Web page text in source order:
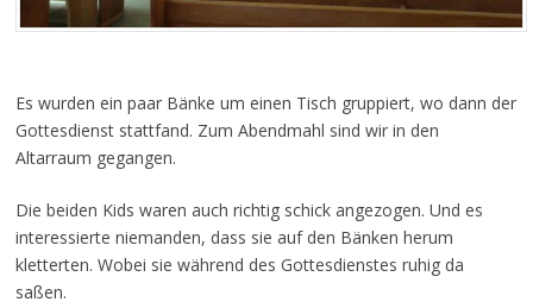
Es wurden ein paar Bänke um einen Tisch gruppiert, wo dann der
Gottesdienst stattfand. Zum Abendmahl sind wir in den
Altarraum gegangen.
Die beiden Kids waren auch richtig schick angezogen. Und es
interessierte niemanden, dass sie auf den Bänken herum
kletterten. Wobei sie während des Gottesdienstes ruhig da
saßen.